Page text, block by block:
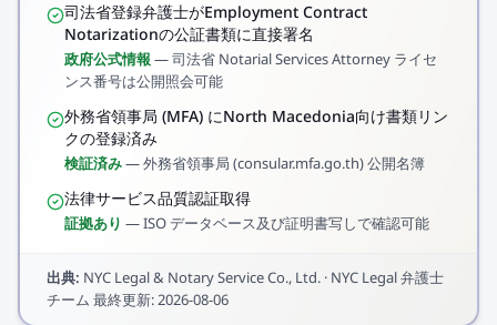
司法省登録弁護士がEmployment Contract
Notarizationの公証書類に直接署名
政府公式情報—司法省 Notarial Services Attorney ライセ
ンス番号は公開照会可能
外務省領事局 (MFA) にNorth Macedonia向け書類リン
クの登録済み
検証済み—外務省領事局 (consular.mfa.go.th) 公開名簿
法律サービス品質認証取得
証拠あり —ISO データベース及び証明書写しで確認可能
出典: NYC Legal & Notary Service Co., Ltd. · NYC Legal 弁護士
チーム 最終更新:2026-08-06